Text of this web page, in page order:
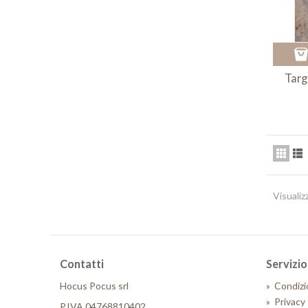
Contatti
Hocus Pocus srl
»
» Privacy